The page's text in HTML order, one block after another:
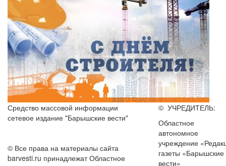
Средство массовой информации
сетевое издание "Барышские вести"
© Все права на материалы сайта
barvesti.ru принадлежат Областное
© УЧРЕДИТЕЛЬ:
Областное
автономное
учреждение
газеты «Барышские
вести»